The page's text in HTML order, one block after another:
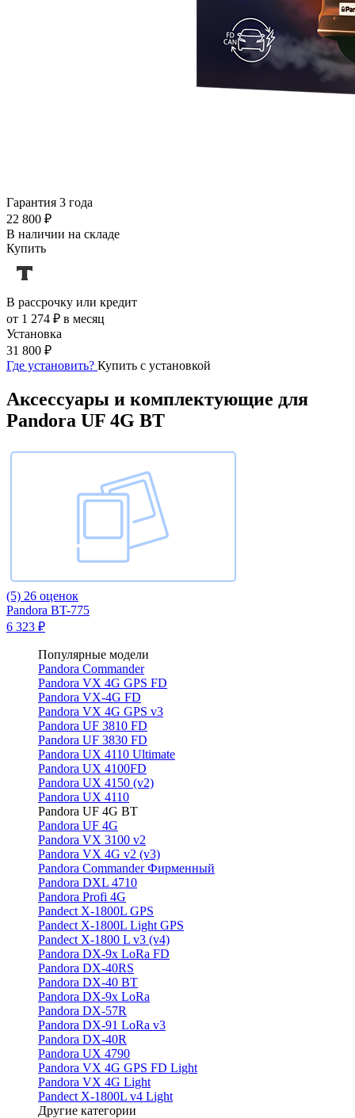
Гарантия 3 года
22 800 ₽
В наличии на складе
Купить
В рассрочку или кредит
от 1 274 ₽ в месяц
Установка
31 800 ₽
Где установить? Купить с установкой
Аксессуары и комплектующие для
Pandora UF 4G BT
(5) 26 оценок
Pandora BT-775
6 323 ₽
Популярные модели
Pandora Commander
Pandora VX 4G GPS FD
Pandora VX-4G FD
Pandora VX 4G GPS v3
Pandora UF 3810 FD
Pandora UF 3830 FD
Pandora UX 4110 Ultimate
Pandora UX 4100FD
Pandora UX 4150 (v2)
Pandora UX 4110
Pandora UF 4G BT
Pandora UF 4G
Pandora VX 3100 v2
Pandora VX 4G v2 (v3)
Pandora Commander Фирменный
Pandora DXL 4710
Pandora Profi 4G
Pandect X-1800L GPS
Pandect X-1800L Light GPS
Pandect X-1800 L v3 (v4)
Pandora DX-9x LoRa FD
Pandora DX-40RS
Pandora DX-40 BT
Pandora DX-9x LoRa
Pandora DX-57R
Pandora DX-91 LoRa v3
Pandora DX-40R
Pandora UX 4790
Pandora VX 4G GPS FD Light
Pandora VX 4G Light
Pandect X-1800L v4 Light
Другие категории